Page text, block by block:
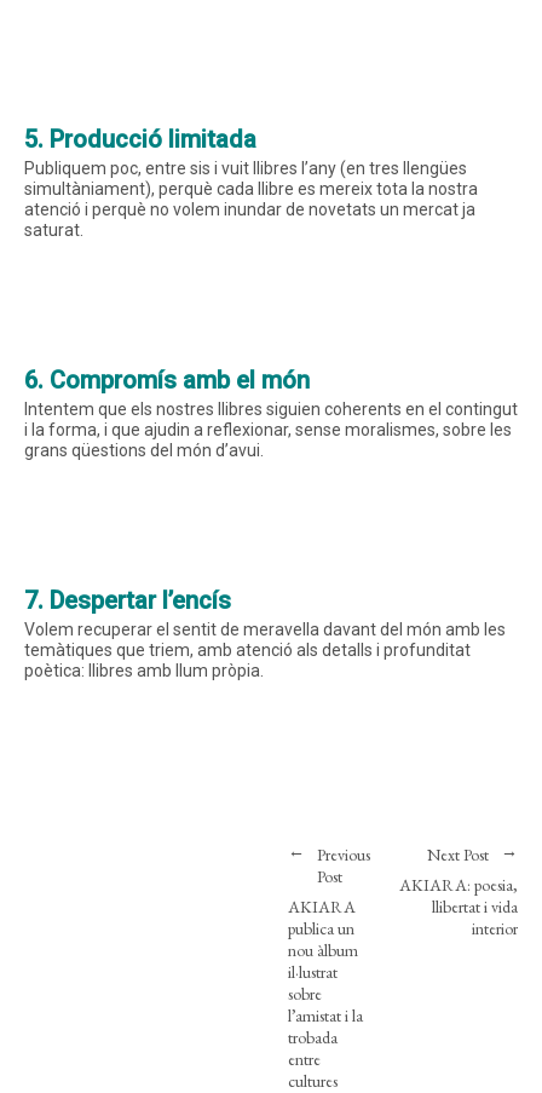
5. Producció limitada
Publiquem poc, entre sis i vuit llibres l’any (en tres llengües
simultàniament), perquè cada llibre es mereix tota la nostra
atenció i perquè no volem inundar de novetats un mercat ja
saturat.
6. Compromís amb el món
Intentem que els nostres llibres siguien coherents en el contingut
i la forma, i que ajudin a reflexionar, sense moralismes, sobre les
grans qüestions del món d’avui.
7. Despertar l’encís
Volem recuperar el sentit de meravella davant del món amb les
temàtiques que triem, amb atenció als detalls i profunditat
poètica: llibres amb llum pròpia.
Previous
Post
AKIARA
publica un
nou àlbum
il·lustrat
sobre
l’amistat i la
trobada
entre
cultures
Next Post
AKIARA: poesia,
llibertat i vida
interior